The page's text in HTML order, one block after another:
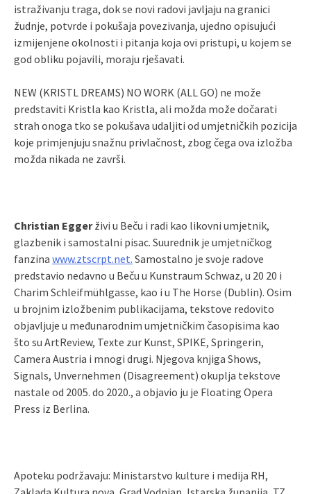
istraživanju traga, dok se novi radovi javljaju na granici
žudnje, potvrde i pokušaja povezivanja, ujedno opisujući
izmijenjene okolnosti i pitanja koja ovi pristupi, u kojem se
god obliku pojavili, moraju rješavati.
NEW (KRISTL DREAMS) NO WORK (ALL GO) ne može
predstaviti Kristla kao Kristla, ali možda može dočarati
strah onoga tko se pokušava udaljiti od umjetničkih pozicija
koje primjenjuju snažnu privlačnost, zbog čega ova izložba
možda nikada ne završi.
Christian Eggerživi u Beču i radi kao likovni umjetnik,
glazbenik i samostalni pisac. Suurednik je umjetničkog
fanzina www.ztscrpt.net. Samostalno je svoje radove
predstavio nedavno u Beču u Kunstraum Schwaz, u 20 20 i
Charim Schleifmühlgasse, kao i u The Horse (Dublin). Osim
u brojnim izložbenim publikacijama, tekstove redovito
objavljuje u međunarodnim umjetničkim časopisima kao
što su ArtReview, Texte zur Kunst, SPIKE, Springerin,
Camera Austria i mnogi drugi. Njegova knjiga Shows,
Signals, Unvernehmen (Disagreement) okuplja tekstove
nastale od 2005. do 2020., a objavio ju je Floating Opera
Press iz Berlina.
Apoteku podržavaju: Ministarstvo kulture i medija RH,